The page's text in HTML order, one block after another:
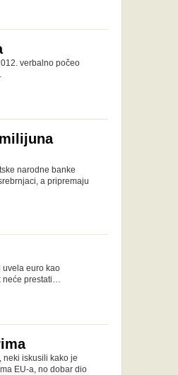
verbalno počeo
narodne banke
a pripremaju
uvela euro kao
neće prestati…
neki iskusili kako je
EU-a, no dobar dio